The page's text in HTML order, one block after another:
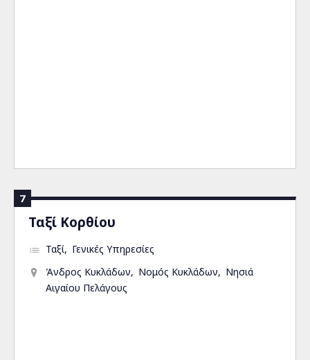
7
Ταξί Κορθίου
Ταξί
Γενικές Υπηρεσίες
Άνδρος Κυκλάδων
Νομός Κυκλάδων
Νησιά
Αιγαίου Πελάγους